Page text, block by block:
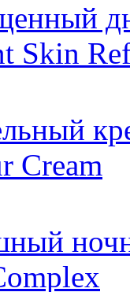
Skin
Cream